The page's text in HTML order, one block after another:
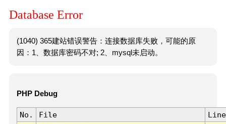
Database Error
(1040) 365建站错误警告：连接数据库失败，可能的原
因：1、数据库密码不对; 2、mysql未启动。
PHP Debug
No. File
Line